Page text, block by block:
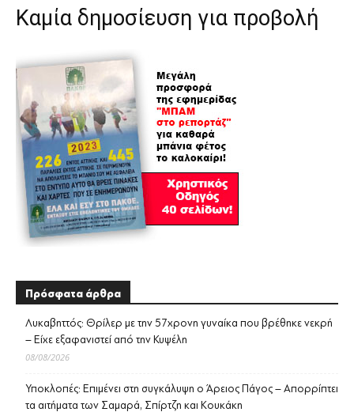
Καμία δημοσίευση για προβολή
Πρόσφατα άρθρα
Λυκαβηττός: Θρίλερ με την 57χρονη γυναίκα που βρέθηκε νεκρή
– Είχε εξαφανιστεί από την Κυψέλη
08/08/2026
Υποκλοπές: Επιμένει στη συγκάλυψη ο Άρειος Πάγος – Απορρίπτει
τα αιτήματα των Σαμαρά, Σπίρτζη και Κουκάκη